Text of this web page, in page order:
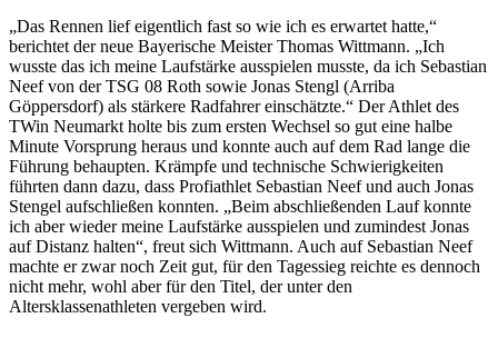
„Das Rennen lief eigentlich fast so wie ich es erwartet hatte,“
berichtet der neue Bayerische Meister Thomas Wittmann. „Ich
wusste das ich meine Laufstärke ausspielen musste, da ich Sebastian
Neef von der TSG 08 Roth sowie Jonas Stengl (Arriba
Göppersdorf) als stärkere Radfahrer einschätzte.“ Der Athlet des
TWin Neumarkt holte bis zum ersten Wechsel so gut eine halbe
Minute Vorsprung heraus und konnte auch auf dem Rad lange die
Führung behaupten. Krämpfe und technische Schwierigkeiten
führten dann dazu, dass Profiathlet Sebastian Neef und auch Jonas
Stengel aufschließen konnten. „Beim abschließenden Lauf konnte
ich aber wieder meine Laufstärke ausspielen und zumindest Jonas
auf Distanz halten“, freut sich Wittmann. Auch auf Sebastian Neef
machte er zwar noch Zeit gut, für den Tagessieg reichte es dennoch
nicht mehr, wohl aber für den Titel, der unter den
Altersklassenathleten vergeben wird.